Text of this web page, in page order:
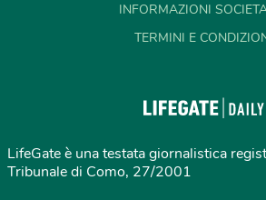
INFORMAZIONI
TERMINI E
LifeGate è una testata giornalistica
Tribunale di Como, 27/2001